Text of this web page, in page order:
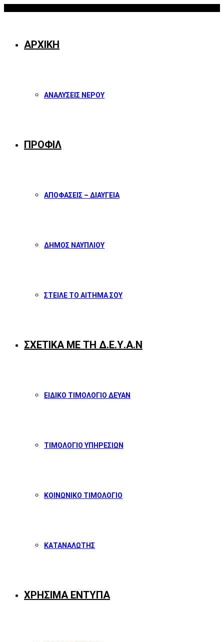
ΑΡΧΙΚΗ
ΑΝΑΛΥΣΕΙΣ ΝΕΡΟΥ
ΠΡΟΦΙΛ
ΑΠΟΦΑΣΕΙΣ – ΔΙΑΥΓΕΙΑ
ΔΗΜΟΣ ΝΑΥΠΛΙΟΥ
ΣΤΕΙΛΕ ΤΟ ΑΙΤΗΜΑ ΣΟΥ
ΣΧΕΤΙΚΑ ΜΕ ΤΗ Δ.Ε.Υ.Α.Ν
ΕΙΔΙΚΟ ΤΙΜΟΛΟΓΙΟ ΔΕΥΑΝ
ΤΙΜΟΛΟΓΙΟ ΥΠΗΡΕΣΙΩΝ
ΚΟΙΝΩΝΙΚΟ ΤΙΜΟΛΟΓΙΟ
ΚΑΤΑΝΑΛΩΤΗΣ
ΧΡΗΣΙΜΑ ΕΝΤΥΠΑ